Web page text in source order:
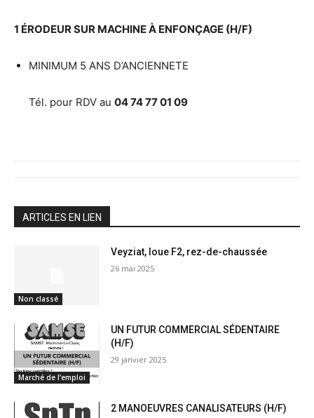
1 ÉRODEUR SUR MACHINE À ENFONÇAGE (H/F)
MINIMUM 5 ANS D’ANCIENNETE
Tél. pour RDV au 04 74 77 01 09
ARTICLES EN LIEN
Non classé
Veyziat, loue F2, rez-de-chaussée
26 mai 2025
Marché de l’emploi
UN FUTUR COMMERCIAL SÉDENTAIRE
(H/F)
29 janvier 2025
2 MANOEUVRES CANALISATEURS (H/F)